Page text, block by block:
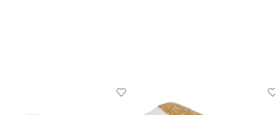
de ternura com a Caixa de Música – Estrela – Pure Pink Blush. Podes